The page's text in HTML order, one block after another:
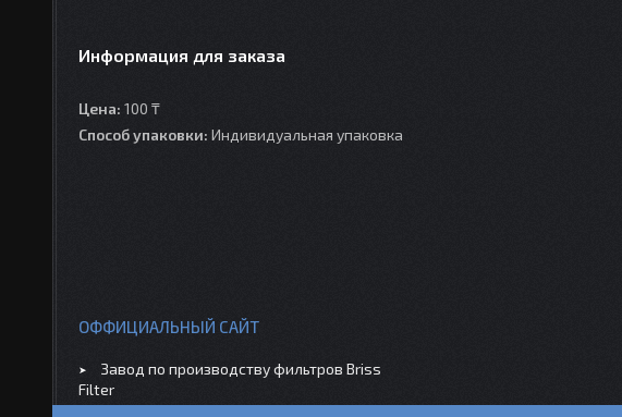
Информация для заказа
Цена: 100 ₸
Способ упаковки: Индивидуальная упаковка
ОФФИЦИАЛЬНЫЙ САЙТ
Завод по производству фильтров Briss
Filter